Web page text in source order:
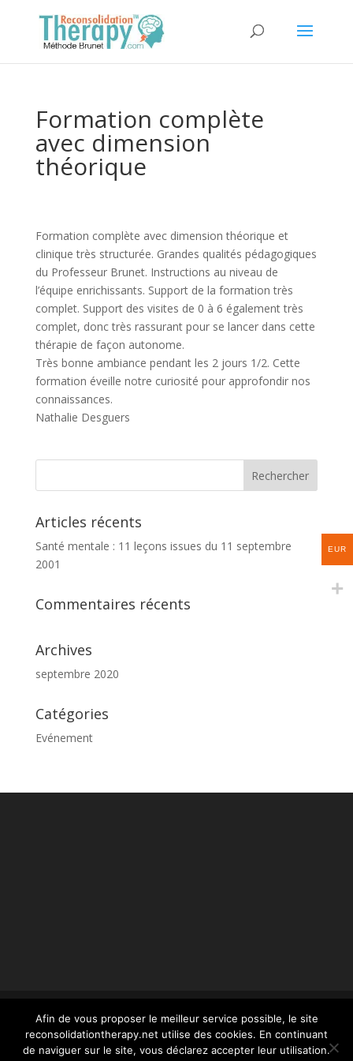
Formation complète
avec dimension
théorique
Formation complète avec dimension théorique et
clinique très structurée. Grandes qualités pédagogiques
du Professeur Brunet. Instructions au niveau de
l’équipe enrichissants. Support de la formation très
complet. Support des visites de 0 à 6 également très
complet, donc très rassurant pour se lancer dans cette
thérapie de façon autonome.
Très bonne ambiance pendant les 2 jours 1/2. Cette
formation éveille notre curiosité pour approfondir nos
connaissances.
Nathalie Desguers
Articles récents
Santé mentale : 11 leçons issues du 11 septembre
2001
Commentaires récents
Archives
septembre 2020
Catégories
Evénement
© reconsolidationtherapy.com - 2022 Tous droits
réservés -mentions légales- conception Webstim :
EUR
Afin de vous proposer le meilleur service possible, le site
reconsolidationtherapy.net utilise des cookies. En continuant
de naviguer sur le site, vous déclarez accepter leur utilisation.